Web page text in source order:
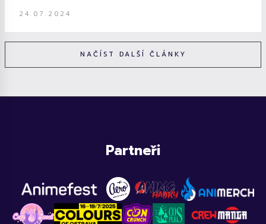
24.07.2024
NAČÍST DALŠÍ ČLÁNKY
Partneři